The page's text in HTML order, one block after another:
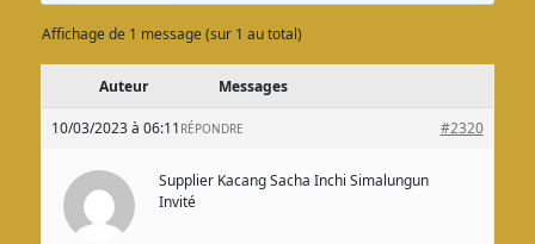
Affichage de 1 message (sur 1 au total)
Auteur Messages
10/03/2023 à 06:11 #2320
RÉPONDRE
Supplier Kacang Sacha Inchi Simalungun
Invité